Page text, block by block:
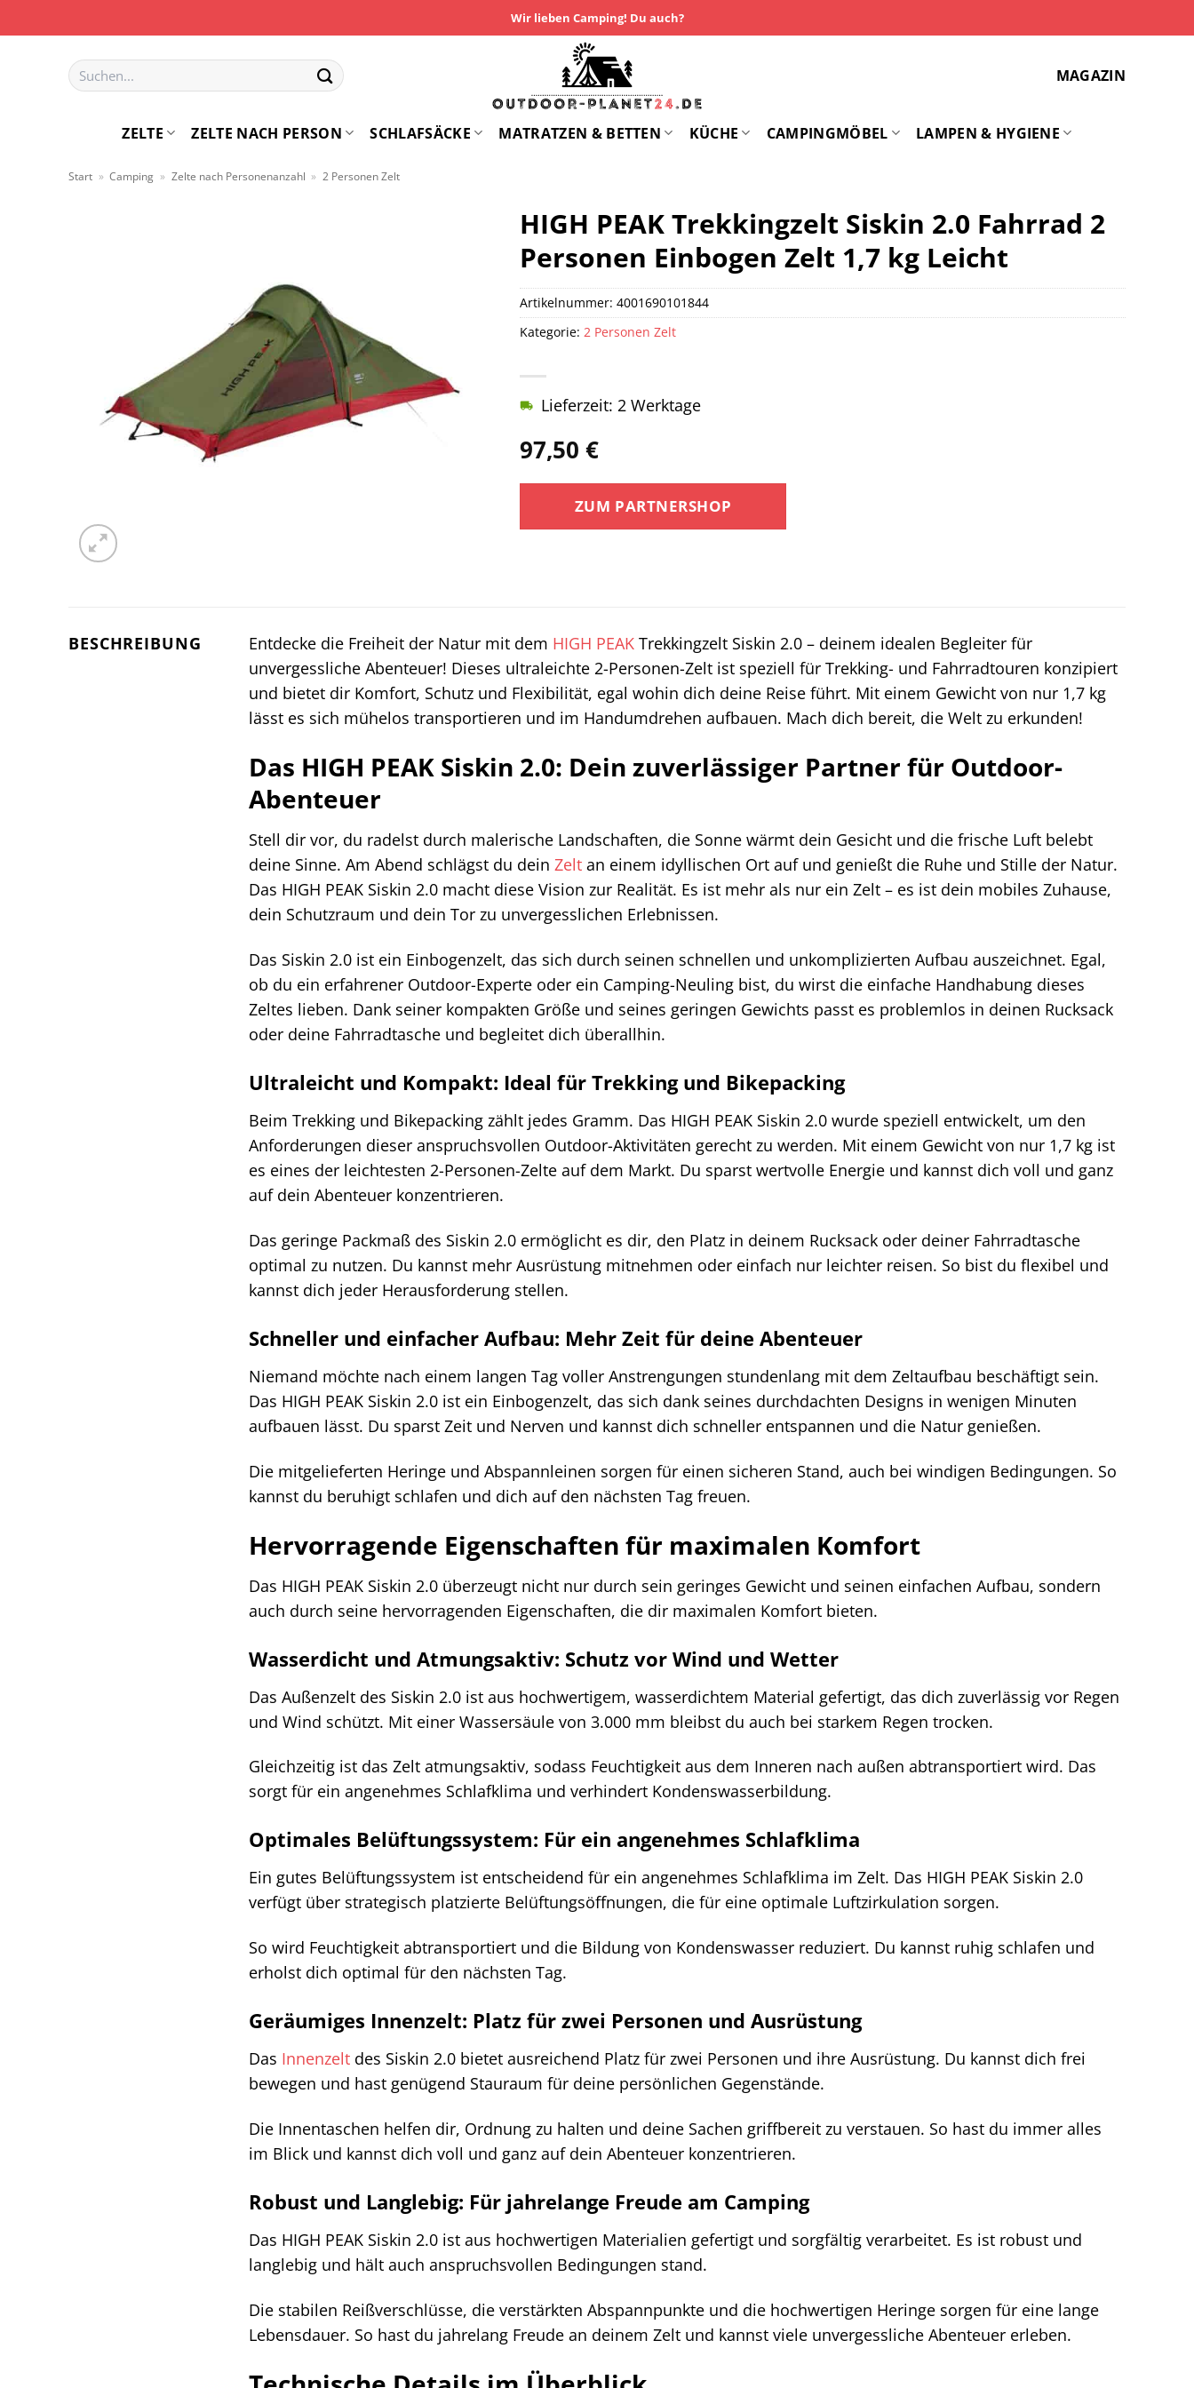
Inhalt
Wir lieben Camping! Du auch?
Suchen
nach:
MAGAZIN
ZELTE ZELTE NACH PERSON SCHLAFSÄCKE MATRATZEN & BETTEN KÜCHE CAMPINGMÖBEL LAMPEN & HYGIENE
Start » Camping » Zelte nach Personenanzahl » 2 Personen Zelt
HIGH PEAK Trekkingzelt Siskin 2.0 Fahrrad 2
Personen Einbogen Zelt 1,7 kg Leicht
97,50€
Lieferzeit: 2 Werktage
ZUM PARTNERSHOP
Artikelnummer:4001690101844
Kategorie:2 Personen Zelt
BESCHREIBUNG Entdecke die Freiheit der Natur mit dem HIGH PEAK Trekkingzelt Siskin 2.0 – deinem idealen Begleiter für
unvergessliche Abenteuer! Dieses ultraleichte 2-Personen-Zelt ist speziell für Trekking- und Fahrradtouren konzipiert
und bietet dir Komfort, Schutz und Flexibilität, egal wohin dich deine Reise führt. Mit einem Gewicht von nur 1,7 kg
lässt es sich mühelos transportieren und im Handumdrehen aufbauen. Mach dich bereit, die Welt zu erkunden!
Das HIGH PEAK Siskin 2.0: Dein zuverlässiger Partner für Outdoor-
Abenteuer
Stell dir vor, du radelst durch malerische Landschaften, die Sonne wärmt dein Gesicht und die frische Luft belebt
deine Sinne. Am Abend schlägst du deinZelt an einem idyllischen Ort auf und genießt die Ruhe und Stille der Natur.
Das HIGH PEAK Siskin 2.0 macht diese Vision zur Realität. Es ist mehr als nur ein Zelt – es ist dein mobiles Zuhause,
dein Schutzraum und dein Tor zu unvergesslichen Erlebnissen.
Das Siskin 2.0 ist ein Einbogenzelt, das sich durch seinen schnellen und unkomplizierten Aufbau auszeichnet. Egal,
ob du ein erfahrener Outdoor-Experte oder ein Camping-Neuling bist, du wirst die einfache Handhabung dieses
Zeltes lieben. Dank seiner kompakten Größe und seines geringen Gewichts passt es problemlos in deinen Rucksack
oder deine Fahrradtasche und begleitet dich überallhin.
Ultraleicht und Kompakt: Ideal für Trekking und Bikepacking
Beim Trekking und Bikepacking zählt jedes Gramm. Das HIGH PEAK Siskin 2.0 wurde speziell entwickelt, um den
Anforderungen dieser anspruchsvollen Outdoor-Aktivitäten gerecht zu werden. Mit einem Gewicht von nur 1,7 kg ist
es eines der leichtesten 2-Personen-Zelte auf dem Markt. Du sparst wertvolle Energie und kannst dich voll und ganz
auf dein Abenteuer konzentrieren.
Das geringe Packmaß des Siskin 2.0 ermöglicht es dir, den Platz in deinem Rucksack oder deiner Fahrradtasche
optimal zu nutzen. Du kannst mehr Ausrüstung mitnehmen oder einfach nur leichter reisen. So bist du flexibel und
kannst dich jeder Herausforderung stellen.
Schneller und einfacher Aufbau: Mehr Zeit für deine Abenteuer
Niemand möchte nach einem langen Tag voller Anstrengungen stundenlang mit dem Zeltaufbau beschäftigt sein.
Das HIGH PEAK Siskin 2.0 ist ein Einbogenzelt, das sich dank seines durchdachten Designs in wenigen Minuten
aufbauen lässt. Du sparst Zeit und Nerven und kannst dich schneller entspannen und die Natur genießen.
Die mitgelieferten Heringe und Abspannleinen sorgen für einen sicheren Stand, auch bei windigen Bedingungen. So
kannst du beruhigt schlafen und dich auf den nächsten Tag freuen.
Hervorragende Eigenschaften für maximalen Komfort
Das HIGH PEAK Siskin 2.0 überzeugt nicht nur durch sein geringes Gewicht und seinen einfachen Aufbau, sondern
auch durch seine hervorragenden Eigenschaften, die dir maximalen Komfort bieten.
Wasserdicht und Atmungsaktiv: Schutz vor Wind und Wetter
Das Außenzelt des Siskin 2.0 ist aus hochwertigem, wasserdichtem Material gefertigt, das dich zuverlässig vor Regen
und Wind schützt. Mit einer Wassersäule von 3.000 mm bleibst du auch bei starkem Regen trocken.
Gleichzeitig ist das Zelt atmungsaktiv, sodass Feuchtigkeit aus dem Inneren nach außen abtransportiert wird. Das
sorgt für ein angenehmes Schlafklima und verhindert Kondenswasserbildung.
Optimales Belüftungssystem: Für ein angenehmes Schlafklima
Ein gutes Belüftungssystem ist entscheidend für ein angenehmes Schlafklima im Zelt. Das HIGH PEAK Siskin 2.0
verfügt über strategisch platzierte Belüftungsöffnungen, die für eine optimale Luftzirkulation sorgen.
So wird Feuchtigkeit abtransportiert und die Bildung von Kondenswasser reduziert. Du kannst ruhig schlafen und
erholst dich optimal für den nächsten Tag.
Geräumiges Innenzelt: Platz für zwei Personen und Ausrüstung
Das Innenzelt des Siskin 2.0 bietet ausreichend Platz für zwei Personen und ihre Ausrüstung. Du kannst dich frei
bewegen und hast genügend Stauraum für deine persönlichen Gegenstände.
Die Innentaschen helfen dir, Ordnung zu halten und deine Sachen griffbereit zu verstauen. So hast du immer alles
im Blick und kannst dich voll und ganz auf dein Abenteuer konzentrieren.
Robust und Langlebig: Für jahrelange Freude am Camping
Das HIGH PEAK Siskin 2.0 ist aus hochwertigen Materialien gefertigt und sorgfältig verarbeitet. Es ist robust und
langlebig und hält auch anspruchsvollen Bedingungen stand.
Die stabilen Reißverschlüsse, die verstärkten Abspannpunkte und die hochwertigen Heringe sorgen für eine lange
Lebensdauer. So hast du jahrelang Freude an deinem Zelt und kannst viele unvergessliche Abenteuer erleben.